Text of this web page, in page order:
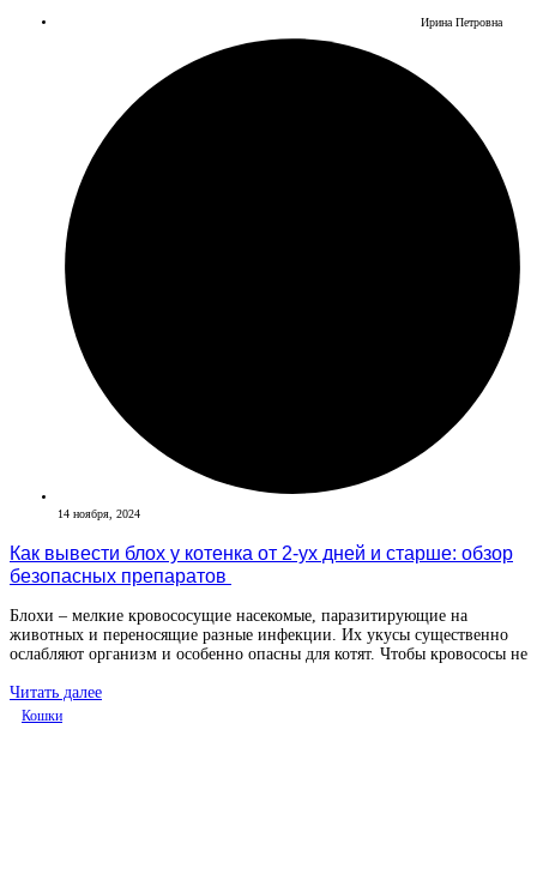
Ирина Петровна
14 ноября, 2024
Как вывести блох у котенка от 2-ух дней и старше: обзор
безопасных препаратов
Блохи – мелкие кровососущие насекомые, паразитирующие на
животных и переносящие разные инфекции. Их укусы существенно
ослабляют организм и особенно опасны для котят. Чтобы кровососы не
Читать далее
Кошки